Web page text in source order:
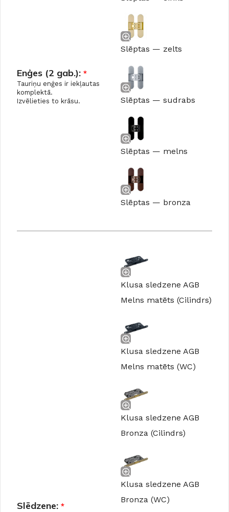
Enģes (2 gab.): *
Tauriņu enģes ir iekļautas
komplektā.
Izvēlieties to krāsu.
Slēptas — zelts
Slēptas — sudrabs
Slēptas — melns
Slēptas — bronza
Slēdzene: *
Klusa sledzene AGB
Melns matēts (Cilindrs)
Klusa sledzene AGB
Melns matēts (WC)
Klusa sledzene AGB
Bronza (Cilindrs)
Klusa sledzene AGB
Bronza (WC)